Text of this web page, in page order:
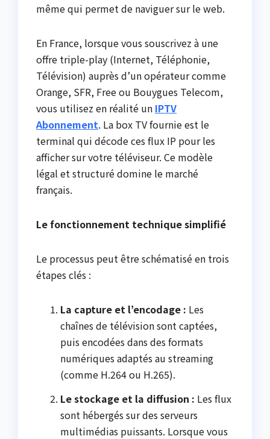
même qui permet de naviguer sur le web.
En France, lorsque vous souscrivez à une
offre triple-play (Internet, Téléphonie,
Télévision) auprès d’un opérateur comme
Orange, SFR, Free ou Bouygues Telecom,
vous utilisez en réalité un IPTV
Abonnement. La box TV fournie est le
terminal qui décode ces flux IP pour les
afficher sur votre téléviseur. Ce modèle
légal et structuré domine le marché
français.
Le fonctionnement technique simplifié
Le processus peut être schématisé en trois
étapes clés :
La capture et l’encodage : Les
chaînes de télévision sont captées,
puis encodées dans des formats
numériques adaptés au streaming
(comme H.264 ou H.265).
Le stockage et la diffusion : Les flux
sont hébergés sur des serveurs
multimédias puissants. Lorsque vous